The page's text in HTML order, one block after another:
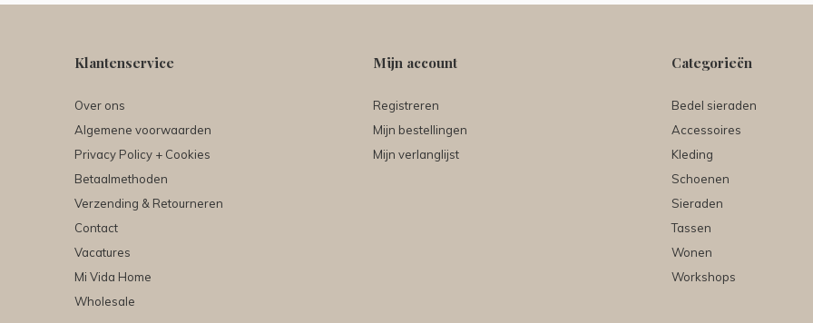
Klantenservice
Over ons
Algemene voorwaarden
Privacy Policy + Cookies
Betaalmethoden
Verzending & Retourneren
Contact
Vacatures
Mi Vida Home
Wholesale
Mijn account
Registreren
Mijn bestellingen
Mijn verlanglijst
Categorieën
Bedel sieraden
Accessoires
Kleding
Schoenen
Sieraden
Tassen
Wonen
Workshops